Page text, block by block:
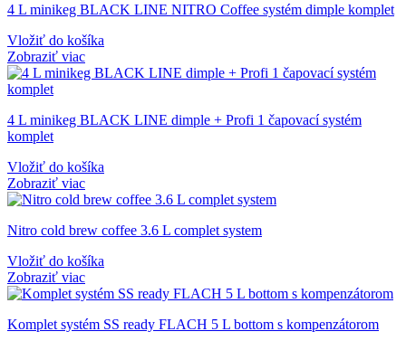
4 L minikeg BLACK LINE NITRO Coffee systém dimple komplet
Vložiť do košíka
Zobraziť viac
4 L minikeg BLACK LINE dimple + Profi 1 čapovací systém
komplet
Vložiť do košíka
Zobraziť viac
Nitro cold brew coffee 3.6 L complet system
Vložiť do košíka
Zobraziť viac
Komplet systém SS ready FLACH 5 L bottom s kompenzátorom